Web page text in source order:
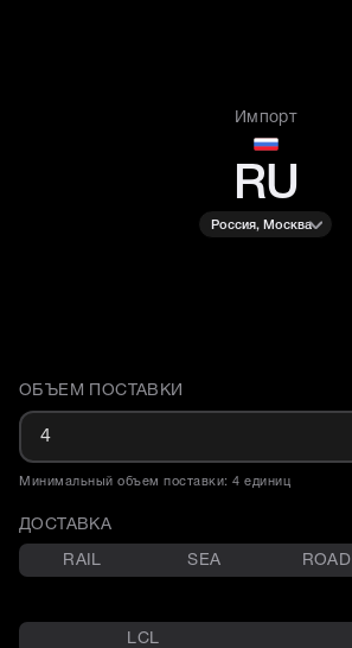
Импорт
RU
Россия, Москва
Доставка и объем поставки
ОБЪЕМ ПОСТАВКИ
Минимальный объем поставки: 4 единиц
ДОСТАВКА
RAIL SEA ROAD
LCL